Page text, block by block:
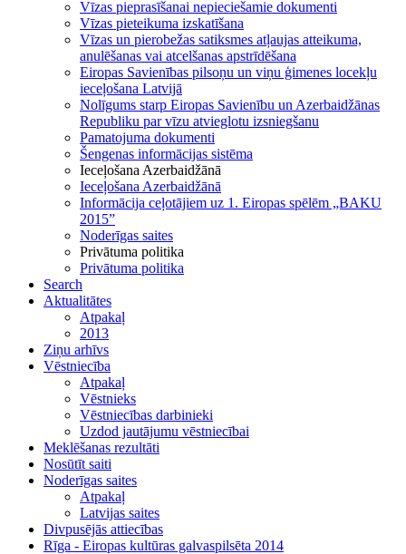
Vīzas pieprasīšanai nepieciešamie dokumenti
Vīzas pieteikuma izskatīšana
Vīzas un pierobežas satiksmes atļaujas atteikuma,
anulēšanas vai atcelšanas apstrīdēšana
Eiropas Savienības pilsoņu un viņu ģimenes locekļu
ieceļošana Latvijā
Nolīgums starp Eiropas Savienību un Azerbaidžānas
Republiku par vīzu atvieglotu izsniegšanu
Pamatojuma dokumenti
Šengenas informācijas sistēma
Ieceļošana Azerbaidžānā
Ieceļošana Azerbaidžānā
Informācija ceļotājiem uz 1. Eiropas spēlēm „BAKU
2015”
Noderīgas saites
Privātuma politika
Privātuma politika
Search
Aktualitātes
Atpakaļ
2013
Ziņu arhīvs
Vēstniecība
Atpakaļ
Vēstnieks
Vēstniecības darbinieki
Uzdod jautājumu vēstniecībai
Meklēšanas rezultāti
Nosūtīt saiti
Noderīgas saites
Atpakaļ
Latvijas saites
Divpusējās attiecības
Rīga - Eiropas kultūras galvaspilsēta 2014